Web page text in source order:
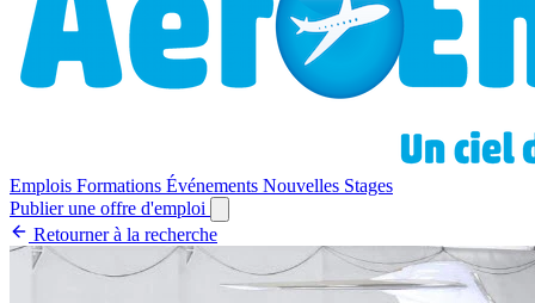
Emplois Formations Événements Nouvelles Stages
Publier une offre d'emploi
Retourner à la recherche